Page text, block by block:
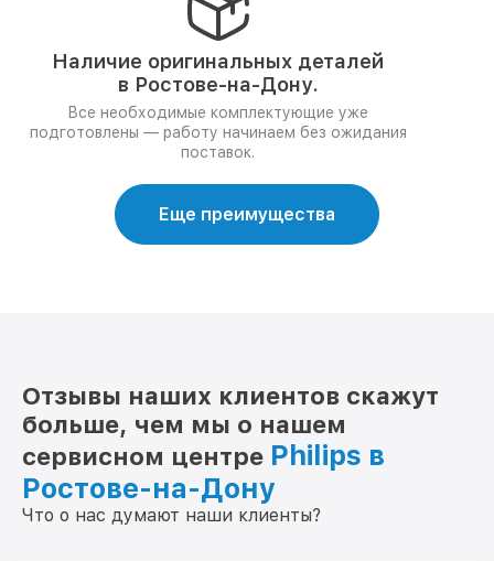
Наличие оригинальных деталей
в Ростове-на-Дону.
Все необходимые комплектующие уже
подготовлены — работу начинаем без ожидания
поставок.
Еще преимущества
Отзывы наших клиентов скажут
больше, чем мы о нашем
сервисном центре Philips в
Ростове-на-Дону
Что о нас думают наши клиенты?